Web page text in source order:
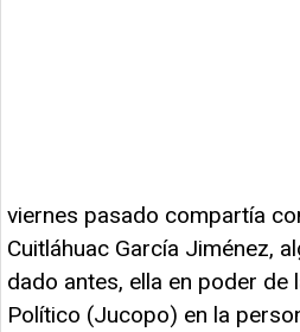
viernes pasado compartía
Cuitláhuac García Jiménez,
dado antes, ella en poder de
Político (Jucopo) en la